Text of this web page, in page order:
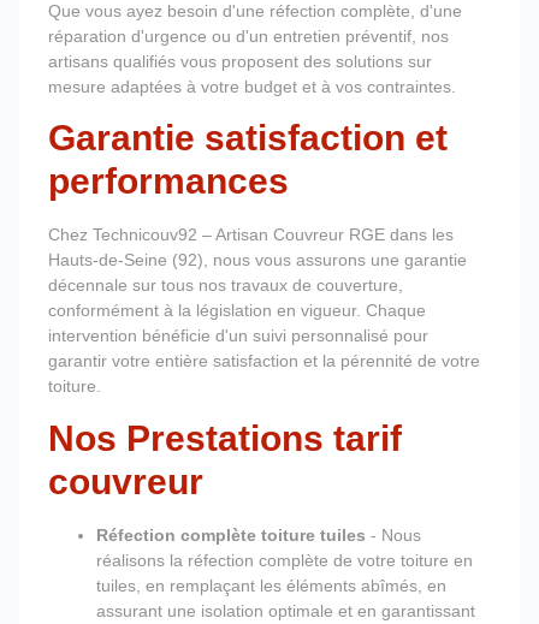
Que vous ayez besoin d'une réfection complète, d'une
réparation d'urgence ou d'un entretien préventif, nos
artisans qualifiés vous proposent des solutions sur
mesure adaptées à votre budget et à vos contraintes.
Garantie satisfaction et
performances
Chez Technicouv92 – Artisan Couvreur RGE dans les
Hauts-de-Seine (92), nous vous assurons une garantie
décennale sur tous nos travaux de couverture,
conformément à la législation en vigueur. Chaque
intervention bénéficie d'un suivi personnalisé pour
garantir votre entière satisfaction et la pérennité de votre
toiture.
Nos Prestations tarif
couvreur
Réfection complète toiture tuiles - Nous
réalisons la réfection complète de votre toiture en
tuiles, en remplaçant les éléments abîmés, en
assurant une isolation optimale et en garantissant